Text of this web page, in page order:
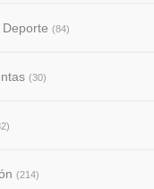
Deporte(84)
(30)
(214)